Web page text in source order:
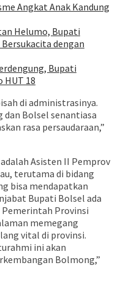
Angkat Anak Kandung
Helumo, Bupati
dengan
Bupati
HUT 18
di administrasinya.
Bolsel senantiasa
rasa persaudaraan,”
Asisten II Pemprov
terutama di bidang
bisa mendapatkan
Bupati Bolsel ada
Provinsi
memegang
vital di provinsi.
ini akan
Bolmong,”